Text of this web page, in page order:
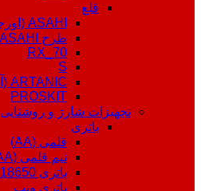
قلع
ASAHI (اورجینال)
طرح ASAHI
RX_70
S
ARTANIC (آرتانیک)
PROSKIT
تجهیزات شارژ و روشنایی
باتری
قلمی (AA)
نیم قلمی (AAA)
باتری 18650
باتری ویپ